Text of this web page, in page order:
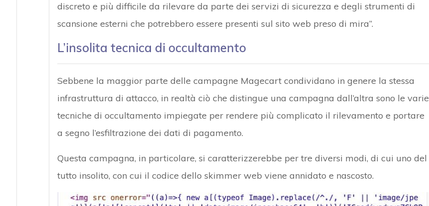
discreto e più difficile da rilevare da parte dei servizi di sicurezza e degli strumenti di
scansione esterni che potrebbero essere presenti sul sito web preso di mira”.
L’insolita tecnica di occultamento
Sebbene la maggior parte delle campagne Magecart condividano in genere la stessa
infrastruttura di attacco, in realtà ciò che distingue una campagna dall’altra sono le varie
tecniche di occultamento impiegate per rendere più complicato il rilevamento e portare
a segno l’esfiltrazione dei dati di pagamento.
Questa campagna, in particolare, si caratterizzerebbe per tre diversi modi, di cui uno del
tutto insolito, con cui il codice dello skimmer web viene annidato e nascosto.